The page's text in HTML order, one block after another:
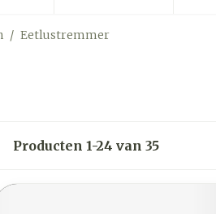
/ Eetlustremmer
Producten 1-24 van 35